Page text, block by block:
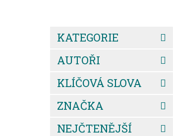
KATEGORIE
AUTOŘI
KLÍČOVÁ SLOVA
ZNAČKA
NEJČTENĚJŠÍ